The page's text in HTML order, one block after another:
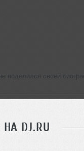
DJ.RU